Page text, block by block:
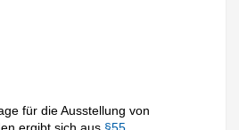
für die Ausstellung von